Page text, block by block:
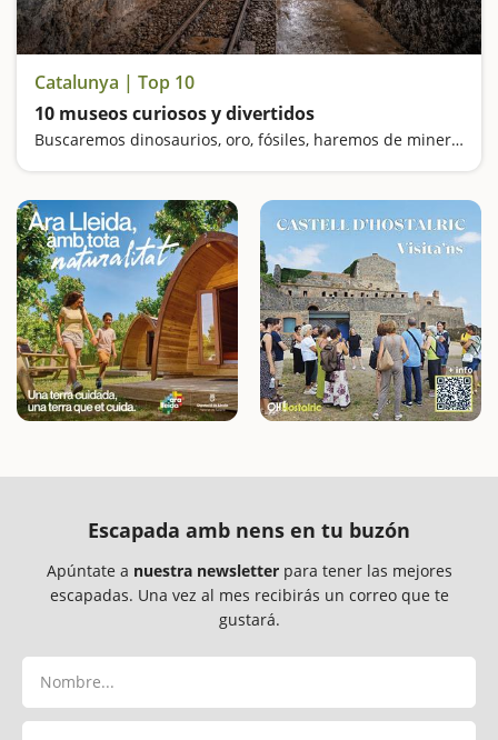
Catalunya | Top 10
10 museos curiosos y divertidos
Buscaremos dinosaurios, oro, fósiles, haremos de mineros y nos sentiremos gigantes
Escapada amb nens en tu buzón
Apúntate a nuestra newsletterpara tener las mejores
escapadas. Una vez al mes recibirás un correo que te
gustará.